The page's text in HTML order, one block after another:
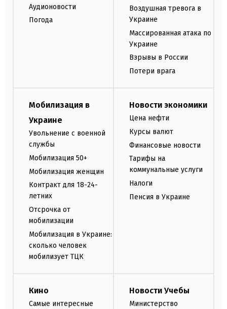
Аудионовости
Погода
Воздушная тревога в
Украине
Массированная атака по
Украине
Взрывы в России
Потери врага
Мобилизация в
Украине
Увольнение с военной
службы
Мобилизация 50+
Мобилизация женщин
Контракт для 18-24-
летних
Отсрочка от
мобилизации
Мобилизация в Украине:
сколько человек
мобилизует ТЦК
Новости экономики
Цена нефти
Курсы валют
Финансовые новости
Тарифы на
коммунальные услуги
Налоги
Пенсия в Украине
Кино
Самые интересные
Новости Учебы
Министерство